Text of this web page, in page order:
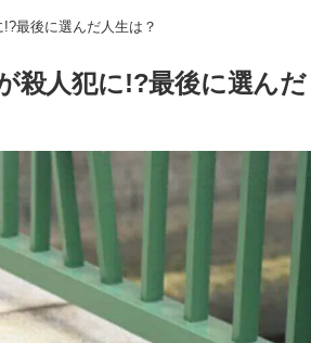
最後に選んだ人生は？
殺人犯に!?最後に選んだ